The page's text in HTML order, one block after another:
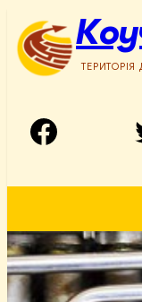
до
вмісту
Facebook Twitter